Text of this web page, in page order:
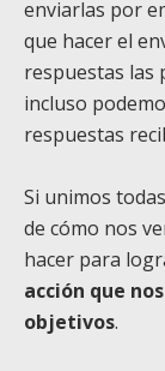
enviarlas por
que hacer el
respuestas las
incluso
respuestas
Si unimos
de cómo nos
hacer para
acción que
objetivos.